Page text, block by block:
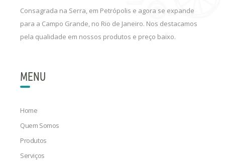
Consagrada na Serra, em Petrópolis e agora se expande
para a Campo Grande, no Rio de Janeiro. Nos destacamos
pela qualidade em nossos produtos e preço baixo.
MENU
Home
Quem Somos
Produtos
Serviços